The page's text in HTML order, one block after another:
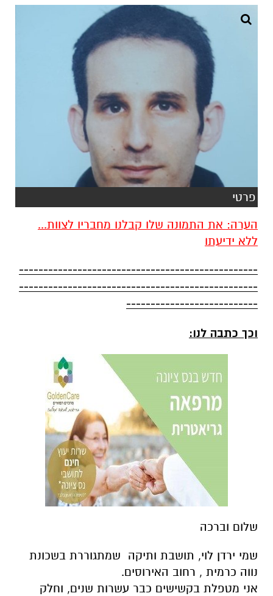
פרטי
הערה: את התמונה שלו קבלנו מחבריו לצוות...
ללא ידיעתו
-------------------------------------------------
-------------------------------------------------
---------------------------
וכך כתבה לנו:
שלום וברכה
שמי ירדן לוי, תושבת ותיקה שמתגוררת בשכונת
נווה כרמית , רחוב האירוסים.
אני מטפלת בקשישים כבר עשרות שנים, וחלק